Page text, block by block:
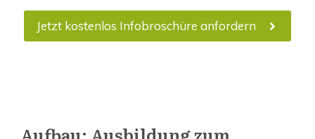
Jetzt kostenlos Infobroschüre anfordern